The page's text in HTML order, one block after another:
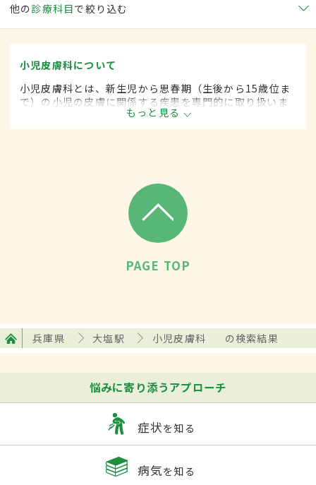
他の 診療科目で絞り込む
小児皮膚科について
小児皮膚科とは、新生児から思春期（生後から15歳位ま
で）の小児の皮膚に関係する疾患を専門的に取り扱いま
もっと見る
PAGE TOP
兵庫県 大塩駅 小児皮膚科 の検索結果
悩みに寄り添うアプローチ
症状を知る
病気を知る